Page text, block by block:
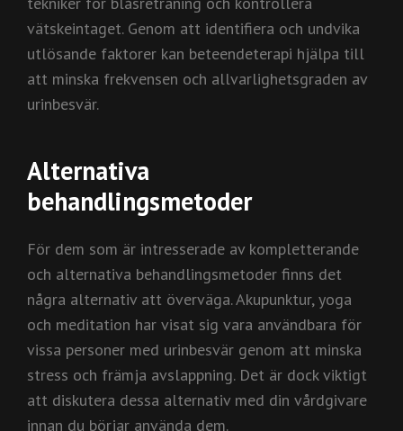
vätskeintaget. Genom att identifiera och undvika
utlösande faktorer kan beteendeterapi hjälpa till
att minska frekvensen och allvarlighetsgraden av
urinbesvär.
Alternativa
behandlingsmetoder
För dem som är intresserade av kompletterande
och alternativa behandlingsmetoder finns det
några alternativ att överväga. Akupunktur, yoga
och meditation har visat sig vara användbara för
vissa personer med urinbesvär genom att minska
stress och främja avslappning. Det är dock viktigt
att diskutera dessa alternativ med din vårdgivare
innan du börjar använda dem.